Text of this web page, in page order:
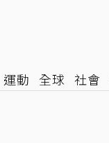
運動 全球 社會